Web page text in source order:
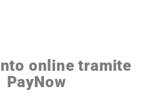
online tramite
PayNow